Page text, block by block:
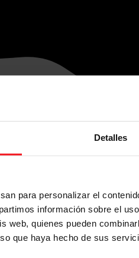
Detalles
para personalizar el
información sobre el
web, quienes pueden
que haya hecho de sus